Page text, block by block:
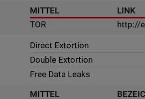
MITTEL
LINK
TOR
http://
Direct Extortion
Double Extortion
Free Data Leaks
MITTEL